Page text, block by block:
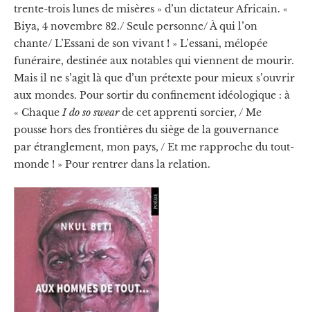
trente-trois lunes de misères » d’un dictateur Africain. «
Biya, 4 novembre 82./ Seule personne/ À qui l’on
chante/ L’Essani de son vivant ! » L’essani, mélopée
funéraire, destinée aux notables qui viennent de mourir.
Mais il ne s’agit là que d’un prétexte pour mieux s’ouvrir
aux mondes. Pour sortir du confinement idéologique : à
« ChaqueI do so swearde cet apprenti sorcier, / Me
pousse hors des frontières du siège de la gouvernance
par étranglement, mon pays, / Et me rapproche du tout-
monde ! » Pour rentrer dans la relation.